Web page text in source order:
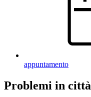
appuntamento
Problemi in città